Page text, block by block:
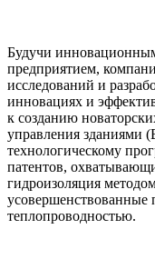
Будучи
предприятием,
исследований и
инновациях и
к созданию
управления зданиями
технологическому
патентов,
гидроизоляция
усовершенствованные
теплопроводностью.